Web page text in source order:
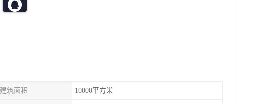
建筑面积 10000平方米